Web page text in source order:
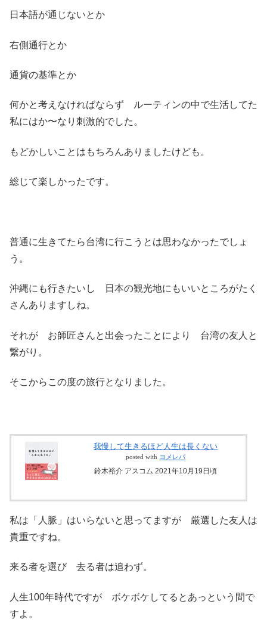
日本語が通じないとか
右側通行とか
通貨の基準とか
何かと考えなければならず ルーティンの中で生活してた
私にはか〜なり刺激的でした。
もどかしいことはもちろんありましたけども。
総じて楽しかったです。
普通に生きてたら台湾に行こうとは思わなかったでしょ
う。
沖縄にも行きたいし 日本の観光地にもいいところがたく
さんありますしね。
それが お師匠さんと出会ったことにより 台湾の友人と
繋がり。
そこからこの度の旅行となりました。
我慢して生きるほど人生は長くない
posted with ヨメレバ
鈴木裕介 アスコム 2021年10月19日頃
私は「人脈」はいらないと思ってますが 厳選した友人は
貴重ですね。
来る者を選び 去る者は追わず。
人生100年時代ですが ボケボケしてるとあっという間で
すよ。